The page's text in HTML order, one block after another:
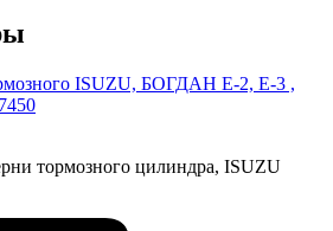
ISUZU, БОГДАН Е-2, Е-3 ,
тормозного цилиндра, ISUZU